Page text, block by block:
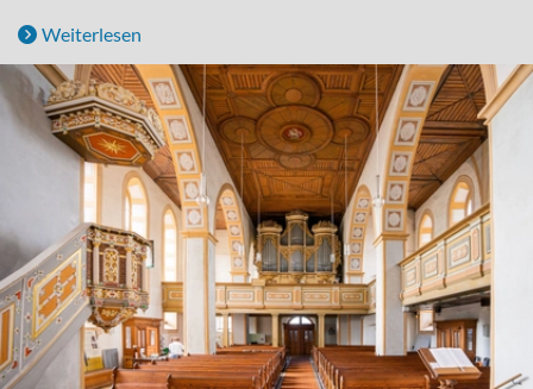
Weiterlesen